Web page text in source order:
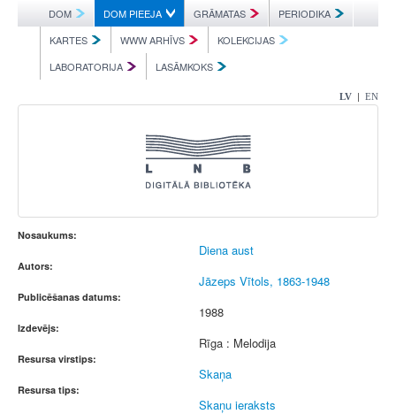
DOM DOM PIEEJA GRĀMATAS
PERIODIKA
KARTES
WWW ARHĪVS
KOLEKCIJAS
LABORATORIJA
LASĀMKOKS
LV | EN
Nosaukums:
Diena aust
Autors:
Jāzeps Vītols, 1863-1948
Publicēšanas datums:
1988
Izdevējs:
Rīga : Melodija
Resursa virstips:
Skaņa
Resursa tips:
Skaņu ieraksts